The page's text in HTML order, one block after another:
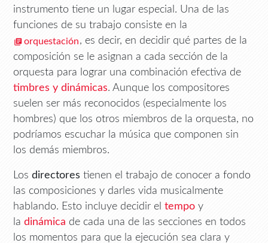
instrumento tiene un lugar especial. Una de las
funciones de su trabajo consiste en la
orquestación, es decir, en decidir qué partes de la
composición se le asignan a cada sección de la
orquesta para lograr una combinación efectiva de
timbres y dinámicas. Aunque los compositores
suelen ser más reconocidos (especialmente los
hombres) que los otros miembros de la orquesta, no
podríamos escuchar la música que componen sin
los demás miembros.
Losdirectorestienen el trabajo de conocer a fondo
las composiciones y darles vida musicalmente
hablando. Esto incluye decidir eltempo y
ladinámica de cada una de las secciones en todos
los momentos para que la ejecución sea clara y